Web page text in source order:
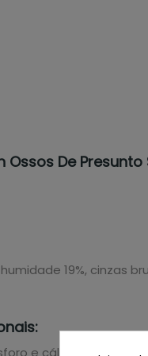
De Presunto
19%, cinzas